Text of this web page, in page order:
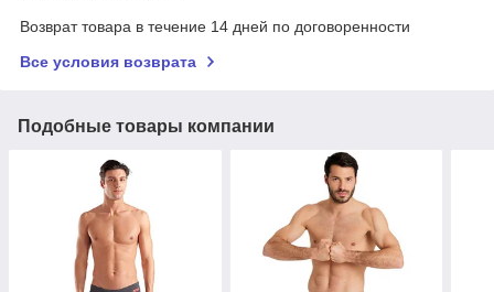
Возврат товара в течение 14 дней по договоренности
Все условия возврата
Подобные товары компании